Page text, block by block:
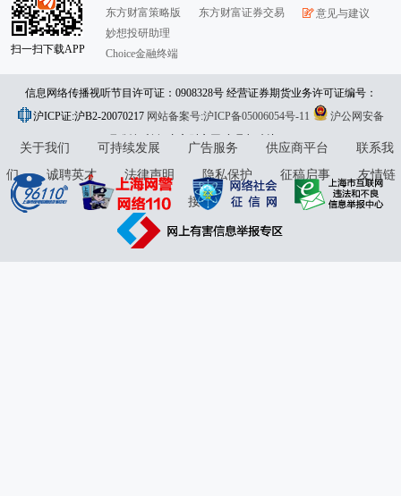
扫一扫下载APP
东方财富策略版
妙想投研助理
Choice金融终端
东方财富证券交易
意见与建议
信息网络传播视听节目许可证：0908328号 经营证券期货业务许可证编号：
913101046312860336 违法和不良信息举报:021-61278686 举报邮箱：
jubao@eastmoney.com
沪ICP证:沪B2-20070217 网站备案号:沪ICP备05006054号-11
沪公网安备
31010402000120号版权所有:东方财富网意见与建议:4000300059/952500
关于我们 可持续发展 广告服务 供应商平台
联系我
们
诚聘英才 法律声明 隐私保护 征稿启事
友情链
接